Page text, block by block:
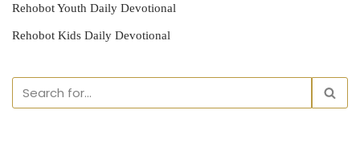
Rehobot Youth Daily Devotional
Rehobot Kids Daily Devotional